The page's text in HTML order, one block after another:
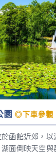
園 ◎下車參觀
函館近郊，
面倒映天空